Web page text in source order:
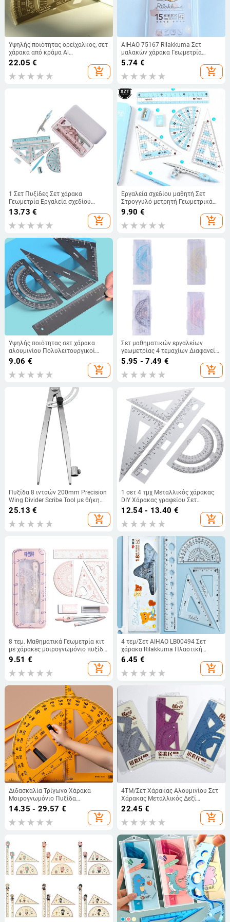
Υψηλής ποιότητας ορείχαλκος, σετ
χάρακα από κράμα Al
μοιρογνωμόνιο για μαθηματική
μέτρηση γωνίας για μαθητές
Σχολικά εκπαιδευτικά εργαλεία
22.05 €
add_shopping_cart
AIHAO 75167 Rilakkuma Σετ
μαλακών χάρακα Γεωμετρία
Μαθηματικά Τετράγωνο Μοίρα
Τρίγωνο Χαρτικά Γωνία Χάρακες
για σχολικά είδη
5.74 €
add_shopping_cart
1 Σετ Πυξίδες Σετ χάρακα
Γεωμετρία Εργαλεία σχεδίου
Μαθηματική στολή ζωγραφικής
Σχολική γραφική ύλη Μολύβι/
Χάρακας/Γόμα/Ακονιστήρι
13.73 €
add_shopping_cart
Εργαλεία σχεδίου μαθητή Σετ
Στρογγυλό μετρητή Γεωμετρικά
Εργαλεία Σχεδίου Φοιτητικά
Χαρτικά Πακέτο Σιδερένιο Κουτί
9.90 €
add_shopping_cart
Υψηλής ποιότητας σετ χάρακα
αλουμινίου Πολυλειτουργικοί
ανθεκτικοί κοίλοι μεταλλικοί
χάρακες Εργαλεία μέτρησης
Εξεταστική γραφική ύλη
9.06 €
add_shopping_cart
Σετ μαθηματικών εργαλείων
γεωμετρίας 4 τεμαχίων Διαφανείς
χάρακες σχεδίασης Περιλαμβάνει
μοιρογνωμόνιο χάρακα Y3NC
5.95 - 7.49 €
add_shopping_cart
Πυξίδα 8 ιντσών 200mm Precision
Wing Divider Scribe Tool με θήκη
για μολύβι για γεωμετρία, ξύλο,
25.13 €
add_shopping_cart
1 σετ 4 τμχ Μεταλλικός χάρακας
DIY Χάρακας γραφείου Σετ
γραφικής ύλης Τριγωνική πλάκα
μοιρογνωμόνιο Δοκιμαστικός
χάρακας για μαθητές Μαθητές
12.54 - 13.40 €
add_shopping_cart
8 τεμ. Μαθηματικά Γεωμετρία κιτ
με χάρακες μοιρογνωμόνιο πυξίδα
γόμα Ανταλλακτικά και μεταλλικό
κουτί σχολικά είδη για σχέδιο και
σχέδιο
9.51 €
add_shopping_cart
4 τεμ/Σετ AIHAO LB00494 Σετ
χάρακα Rilakkuma Πλαστική
Γεωμετρία Μαθηματικά
Τετράγωνο Σχέδιο Πυξίδα Χαρτικά
Γωνία Χάρακες για το Σχολείο
6.45 €
add_shopping_cart
Διδασκαλία Τρίγωνο Χάρακα
Μοιρογνωμόνιο Πυξίδα
Μαθηματικά Εργαλεία Σχεδίου Για
Καθηγητές Εκπαιδευτικά Χαρτικά
50/100cm Ευθεία Χάρακας
14.35 - 29.57 €
add_shopping_cart
4ΤΜ/Σετ Χάρακας Αλουμινίου Σετ
Χάρακας Μεταλλικός Δεξί
Τρίγωνος Χάρακας Γεωμετρία
Μαθηματικά Σχέδιο Χαρτικά
Σχολείο Δώρο μαθητή
22.45 €
add_shopping_cart